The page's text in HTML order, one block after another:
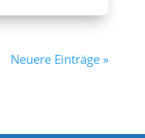
Neuere Einträge »